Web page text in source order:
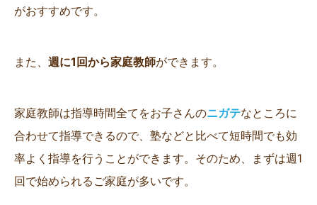
がおすすめです。
また、 週に1回から家庭教師ができます。
家庭教師は指導時間全てをお子さんのニガテなところに
合わせて指導できるので、塾などと比べて短時間でも効
率よく指導を行うことができます。そのため、まずは週1
回で始められるご家庭が多いです。